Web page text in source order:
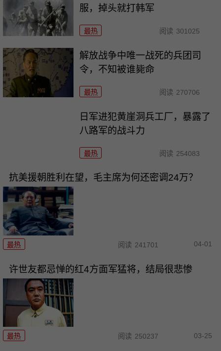
服，掉头就打韩军
最热 阅读 301025
解放战争中唯一战死的兵团司
令，不知被谁毙命
最热 阅读 270706
日军进犯黄崖洞兵工厂，暴露了
八路军的战斗力
最热 阅读 254083
抗美援朝胜利在望，毛主席为何还密调24万？
最热 阅读 241701 04-01
许世友都忌惮的红4方面军猛将，结局很悲惨
最热 阅读 250237 03-25